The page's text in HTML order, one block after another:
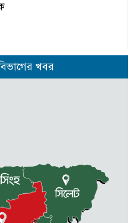
দুর্গাপুরে ৬৩ বোতল
মদসহ আটক -২
ফাইভ ব্রাদার্স সোশাল
এসোসিয়েশনের উদ্যোগে
কর্মসূচী
উপজেলা স্বাস্থ্য কম্প্লেক্স
ডা. মোমেনুল এর অকাল মৃত্যু
খবর